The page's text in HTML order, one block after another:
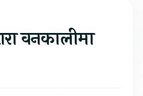
वनकालीमा